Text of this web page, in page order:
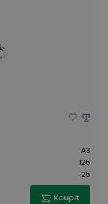
A3
125
25
Koupit